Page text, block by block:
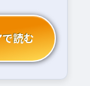
読む